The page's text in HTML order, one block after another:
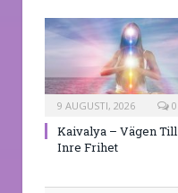
9 AUGUSTI, 2026 0
Kaivalya – Vägen Till
Inre Frihet